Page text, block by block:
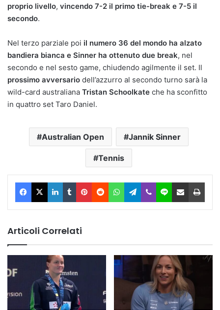
proprio livello, vincendo 7-2 il primo tie-break e 7-5 il
secondo.
Nel terzo parziale poi il numero 36 del mondo ha alzato
bandiera bianca e Sinner ha ottenuto due break, nel
secondo e nel sesto game, chiudendo agilmente il set. Il
prossimo avversario dell’azzurro al secondo turno sarà la
wild-card australiana Tristan Schoolkate che ha sconfitto
in quattro set Taro Daniel.
Australian Open Jannik Sinner
Tennis
Facebook
X LinkedIn
TumblrPinterest
RedditWhatsAppTelegram
ViberLine Condividi via Email
Articoli Correlati